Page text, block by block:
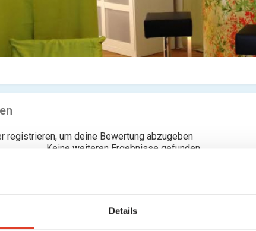
Details
registrieren, um deine Bewertung abzugeben
Keine weiteren Ergebnisse gefunden